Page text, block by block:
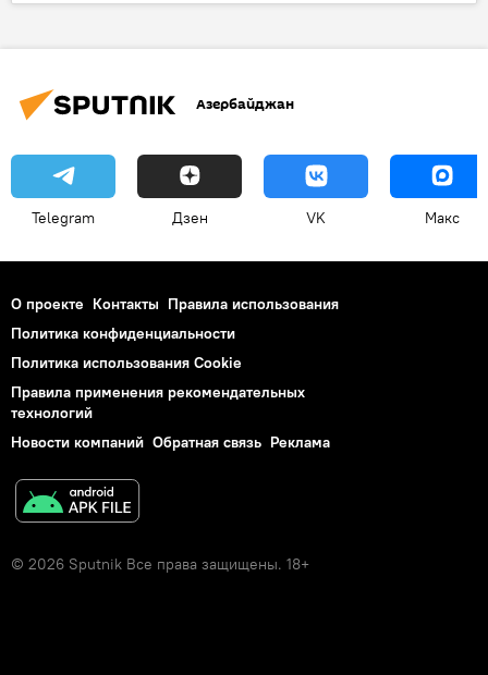
Экономика
Азербайджан
Telegram Дзен VK Макс
О проекте Контакты Правила использования
Политика конфиденциальности
Политика использования Cookie
Правила применения рекомендательных
технологий
Новости компаний Обратная связь Реклама
© 2026 Sputnik Все права защищены. 18+